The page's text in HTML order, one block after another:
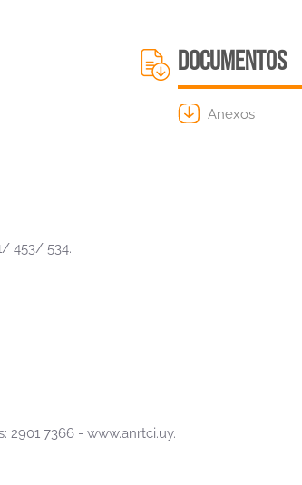
DOCUMENTOS
Anexos
453/ 534.
2901 7366 - www.anrtci.uy.